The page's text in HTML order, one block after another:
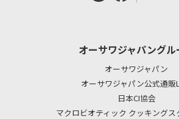
オーサワジャパングル
オーサワジャパン
オーサワジャパン公式通販
日本CI協会
マクロビオティック クッキングス